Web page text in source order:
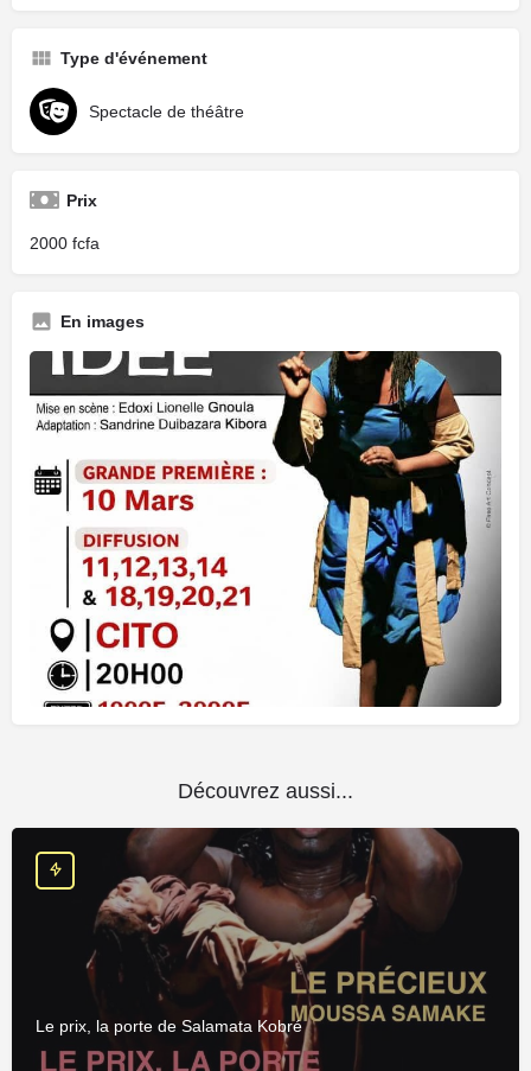
Type d'événement
Spectacle de théâtre
Prix
2000
En images
Découvrez aussi...
Le prix, la porte de Salamata Kobré